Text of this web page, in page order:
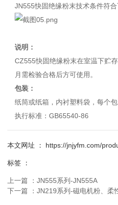
JN555快固绝缘粉末技术条件符合
说明：
CZ555快固绝缘粉末在室温下贮
月需检验合格后方可使用。
包装：
纸筒或纸箱，内衬塑料袋，每个包
执行标准：GB65540-86
本文网址 ： https://jnjyfm.com/
标签 ：
上一篇 ： JN555系列-JN555A
下一篇 ： JN219系列-磁电机粉、柔